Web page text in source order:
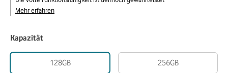
Mehr erfahren
Kapazität
128GB 256GB